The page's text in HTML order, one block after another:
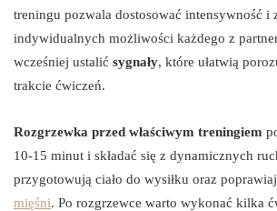
treningu pozwala dostosować intensywność i
indywidualnych możliwości każdego z
wcześniej ustalić sygnały, które ułatwią
trakcie ćwiczeń.
Rozgrzewka przed właściwym treningiem
10-15 minut i składać się z dynamicznych
przygotowują ciało do wysiłku oraz
mięśni. Po rozgrzewce warto wykonać kilka